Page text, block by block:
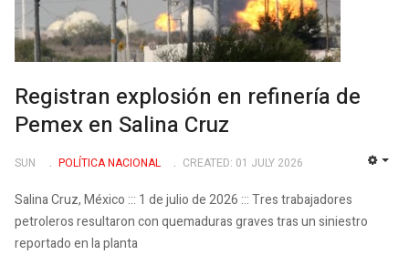
Registran explosión en refinería de
Pemex en Salina Cruz
SUN POLÍ­TICA NACIONAL CREATED: 01 JULY 2026
Salina Cruz, México ::: 1 de julio de 2026 ::: Tres trabajadores
petroleros resultaron con quemaduras graves tras un siniestro
reportado en la planta